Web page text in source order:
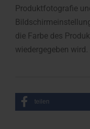
Produktfotografie
die Farbe des
wiedergegeben wird.
teilen